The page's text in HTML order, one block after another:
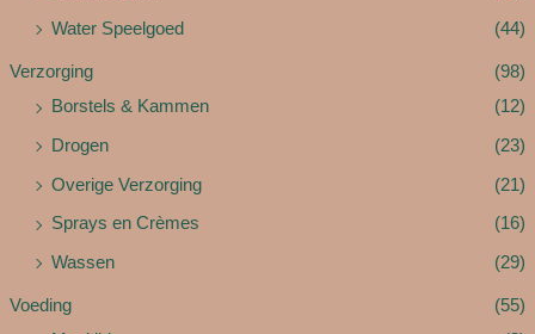
Water Speelgoed (44)
Verzorging
(98)
Borstels & Kammen
(12)
Drogen (23)
Overige Verzorging (21)
Sprays en Crèmes (16)
Wassen (29)
Voeding
(55)